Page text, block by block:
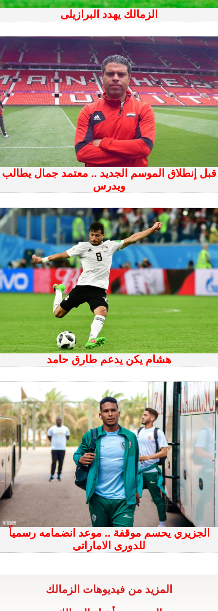
الزمالك يهدد البرازيلى
قبل إنطلاق الموسم الجديد .. معتمد جمال يطالب
ويدرس
هشام يكن يدعم طارق حامد
الجزيري يحسم موقفة .. موعد انضمامه رسمياً
للدورى الاماراتى
المزيد من فيديوهات الزمالك